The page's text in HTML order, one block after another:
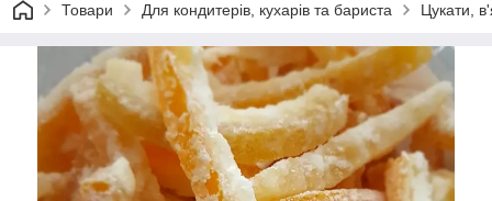
Товари Для кондитерів, кухарів та бариста Цукати,